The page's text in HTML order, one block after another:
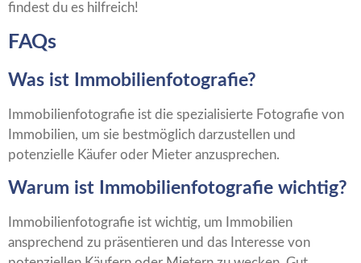
findest du es hilfreich!
FAQs
Was ist Immobilienfotografie?
Immobilienfotografie ist die spezialisierte Fotografie von
Immobilien, um sie bestmöglich darzustellen und
potenzielle Käufer oder Mieter anzusprechen.
Warum ist Immobilienfotografie wichtig?
Immobilienfotografie ist wichtig, um Immobilien
ansprechend zu präsentieren und das Interesse von